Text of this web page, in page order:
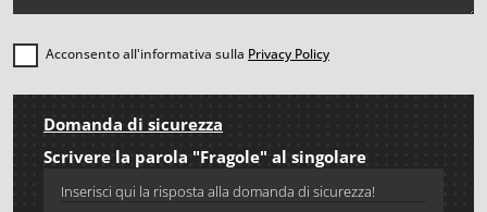
Acconsento all'informativa sulla Privacy Policy
Domanda di sicurezza
Scrivere la parola "Fragole" al singolare